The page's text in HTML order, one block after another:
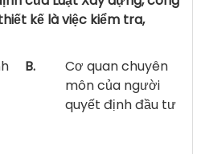
kế là việc kiểm tra,
B.
Cơ quan chuyên
môn của người
quyết định đầu tư